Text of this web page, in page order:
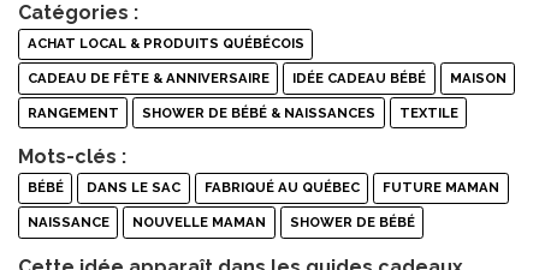
Catégories :
ACHAT LOCAL & PRODUITS QUÉBÉCOIS
CADEAU DE FÊTE & ANNIVERSAIRE IDÉE CADEAU BÉBÉ MAISON
RANGEMENT SHOWER DE BÉBÉ & NAISSANCES TEXTILE
Mots-clés :
BÉBÉ DANS LE SAC FABRIQUÉ AU QUÉBEC FUTURE MAMAN
NAISSANCE NOUVELLE MAMAN SHOWER DE BÉBÉ